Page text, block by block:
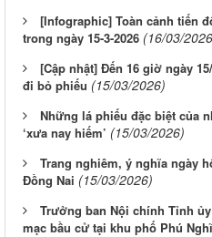
[Infographic] Toàn cảnh tiến
trong ngày 15-3-2026 (16/03/
[Cập nhật] Đến 16 giờ ngày
đi bỏ phiếu (15/03/2026)
Những lá phiếu đặc biệt của
‘xưa nay hiếm’ (15/03/2026)
Trang nghiêm, ý nghĩa ngày
Đồng Nai (15/03/2026)
Trưởng ban Nội chính Tỉnh
mạc bầu cử tại khu phố Phú